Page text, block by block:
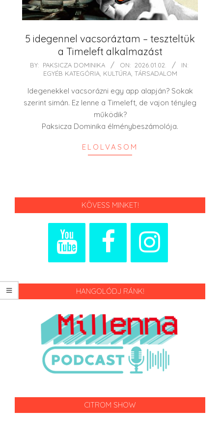
5 idegennel vacsoráztam – teszteltük
a Timeleft alkalmazást
2026-
02
BY: PAKSICZA DOMINIKA ON: 2026.01.02.
IN:
EGYÉB KATEGÓRIA, KULTÚRA, TÁRSADALOM
Idegenekkel vacsorázni egy app alapján? Sokak
szerint simán. Ez lenne a Timeleft, de vajon tényleg
működik?
Paksicza Dominika élménybeszámolója.
ELOLVASOM
KÖVESS MINKET!
HANGOLÓDJ RÁNK!
CITROM SHOW